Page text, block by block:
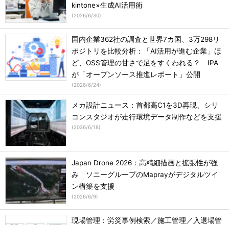
kintone×生成AI活用術
(2026/6/30)
国内企業362社の調査と世界7カ国、3万298リ
ポジトリを比較分析：「AI活用が進む企業」ほ
ど、OSS管理の甘さで足をすくわれる？ IPA
が「オープンソース推進レポート」公開
(2026/6/24)
メカ設計ニュース：首都高C1を3D再現、シリ
コンスタジオが走行環境データ制作などを支援
(2026/6/18)
Japan Drone 2026：高精細描画と拡張性が強
み ソニーグループのMaprayがデジタルツイ
ン構築を支援
(2026/6/9)
現場管理：労災事例検索／施工管理／入退場管